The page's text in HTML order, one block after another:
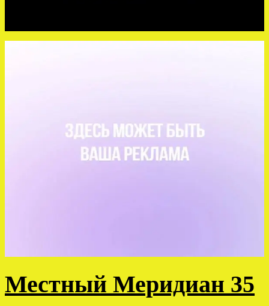
Местный Меридиан 35